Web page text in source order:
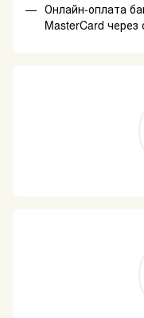
Онлайн-оплата
MasterCard через